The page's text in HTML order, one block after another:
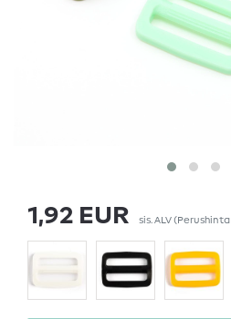
1,92 EUR sis. ALV(Perushinta